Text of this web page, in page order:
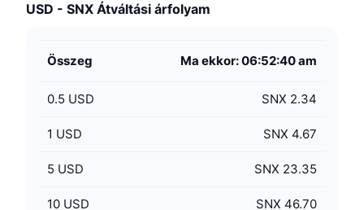
USD - SNX Átváltási árfolyam
Összeg Ma ekkor: 06:52:40 am
0.5 USD SNX 2.34
1 USD SNX 4.67
5 USD SNX 23.35
10 USD SNX 46.70